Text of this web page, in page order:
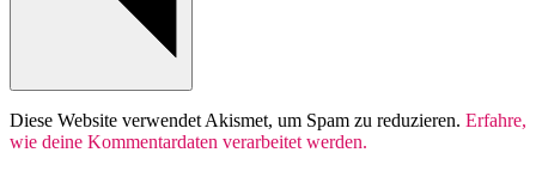
Diese Website verwendet Akismet, um Spam zu reduzieren. Erfahre,
wie deine Kommentardaten verarbeitet werden.